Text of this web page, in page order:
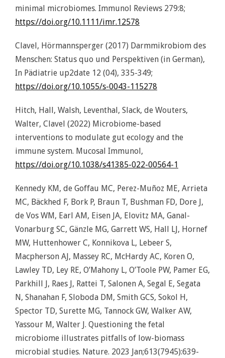
minimal microbiomes. Immunol Reviews 279:8;
https://doi.org/10.1111/imr.12578
Clavel, Hörmannsperger (2017) Darmmikrobiom des
Menschen: Status quo und Perspektiven (in German),
In Pädiatrie up2date 12 (04), 335-349;
https://doi.org/10.1055/s-0043-115278
Hitch, Hall, Walsh, Leventhal, Slack, de Wouters,
Walter, Clavel (2022) Microbiome-based
interventions to modulate gut ecology and the
immune system. Mucosal Immunol,
https://doi.org/10.1038/s41385-022-00564-1
Kennedy KM, de Goffau MC, Perez-Muñoz ME, Arrieta
MC, Bäckhed F, Bork P, Braun T, Bushman FD, Dore J,
de Vos WM, Earl AM, Eisen JA, Elovitz MA, Ganal-
Vonarburg SC, Gänzle MG, Garrett WS, Hall LJ, Hornef
MW, Huttenhower C, Konnikova L, Lebeer S,
Macpherson AJ, Massey RC, McHardy AC, Koren O,
Lawley TD, Ley RE, O’Mahony L, O’Toole PW, Pamer EG,
Parkhill J, Raes J, Rattei T, Salonen A, Segal E, Segata
N, Shanahan F, Sloboda DM, Smith GCS, Sokol H,
Spector TD, Surette MG, Tannock GW, Walker AW,
Yassour M, Walter J. Questioning the fetal
microbiome illustrates pitfalls of low-biomass
microbial studies. Nature. 2023 Jan;613(7945):639-